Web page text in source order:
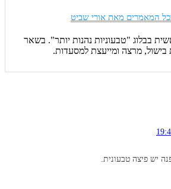
המאמרים מאת אורי שביט
בבלוג "טבעוניות נהנות יותר". בשאר
בישול, מרצה ומייעצת למסעדות.
יש פיצה טבעונית.